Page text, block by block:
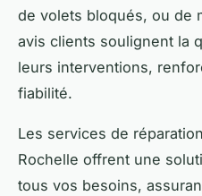
de volets bloqués, ou de
avis clients soulignent la
leurs interventions,
fiabilité.
Les services de
Rochelle offrent une
tous vos besoins,